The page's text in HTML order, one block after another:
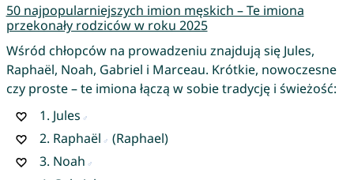
50 najpopularniejszych imion męskich – Te imiona
przekonały rodziców w roku 2025
Wśród chłopców na prowadzeniu znajdują się Jules,
Raphaël, Noah, Gabriel i Marceau. Krótkie, nowoczesne
czy proste – te imiona łączą w sobie tradycję i świeżość:
1. Jules
2. Raphaël
(Raphael)
3. Noah